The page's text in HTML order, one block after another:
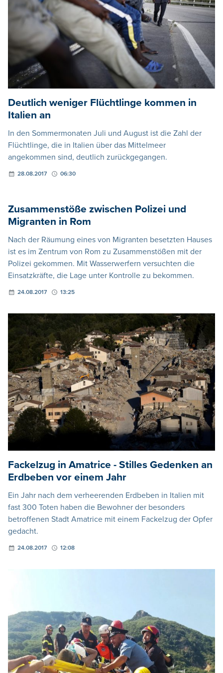
Deutlich weniger Flüchtlinge kommen in
Italien an
In den Sommermonaten Juli und August ist die Zahl der
Flüchtlinge, die in Italien über das Mittelmeer
angekommen sind, deutlich zurückgegangen.
28.08.2017 06:30
Zusammenstöße zwischen Polizei und
Migranten in Rom
Nach der Räumung eines von Migranten besetzten Hauses
ist es im Zentrum von Rom zu Zusammenstößen mit der
Polizei gekommen. Mit Wasserwerfern versuchten die
Einsatzkräfte, die Lage unter Kontrolle zu bekommen.
24.08.2017 13:25
Fackelzug in Amatrice - Stilles Gedenken an
Erdbeben vor einem Jahr
Ein Jahr nach dem verheerenden Erdbeben in Italien mit
fast 300 Toten haben die Bewohner der besonders
betroffenen Stadt Amatrice mit einem Fackelzug der Opfer
gedacht.
24.08.2017 12:08